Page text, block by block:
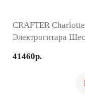
CRAFTER
Электрогитара
41460р.